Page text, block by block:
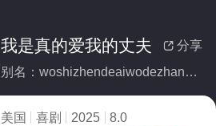
 分享
我是真的爱我的丈夫
别名：woshizhendeaiwodezhangfu
美国 喜剧 2025
8.0